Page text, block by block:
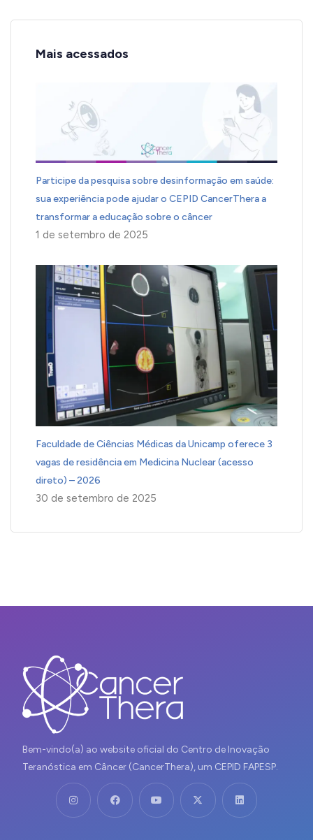
Mais acessados
Participe da pesquisa sobre desinformação em saúde:
sua experiência pode ajudar o CEPID CancerThera a
transformar a educação sobre o câncer
1 de setembro de 2025
Faculdade de Ciências Médicas da Unicamp oferece 3
vagas de residência em Medicina Nuclear (acesso
direto) – 2026
30 de setembro de 2025
Bem-vindo(a) ao website oficial do Centro de Inovação
Teranóstica em Câncer (CancerThera), um CEPID FAPESP.